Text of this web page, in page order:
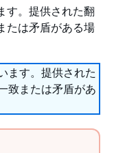
す。提供された翻
たは矛盾がある場
ます。提供された
致または矛盾があ